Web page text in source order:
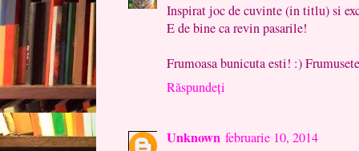
Inspirat joc de cuvinte (in titlu) si
E de bine ca revin pasarile!
Frumoasa bunicuta esti! :)
Răspundeți
Unknown februarie 10, 2014